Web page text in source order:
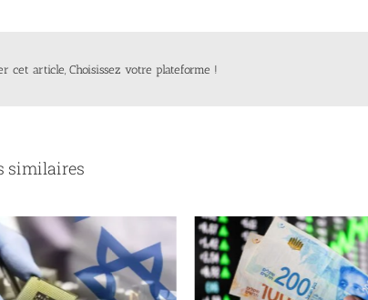
cet article, Choisissez votre plateforme !
similaires